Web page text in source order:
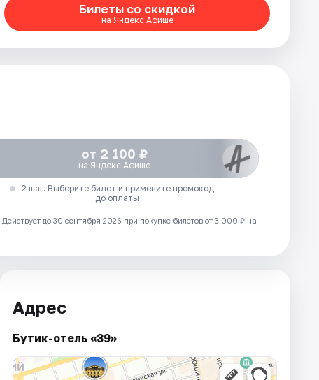
Билеты со скидкой
на Яндекс Афише
от 2 100 ₽
на Яндекс Афише
2 шаг. Выберите билет и примените промокод
до оплаты
Действует до 30 сентября 2026 при покупке билетов от 3 000 ₽ на
Адрес
Бутик-отель «39»